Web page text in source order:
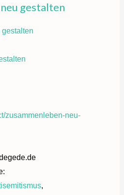
gestalten
zusammenleben-neu-
,